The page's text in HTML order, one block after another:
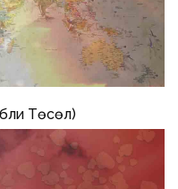
Төсөл)